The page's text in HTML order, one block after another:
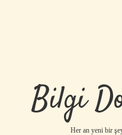
Bilgi
Her an yeni bir